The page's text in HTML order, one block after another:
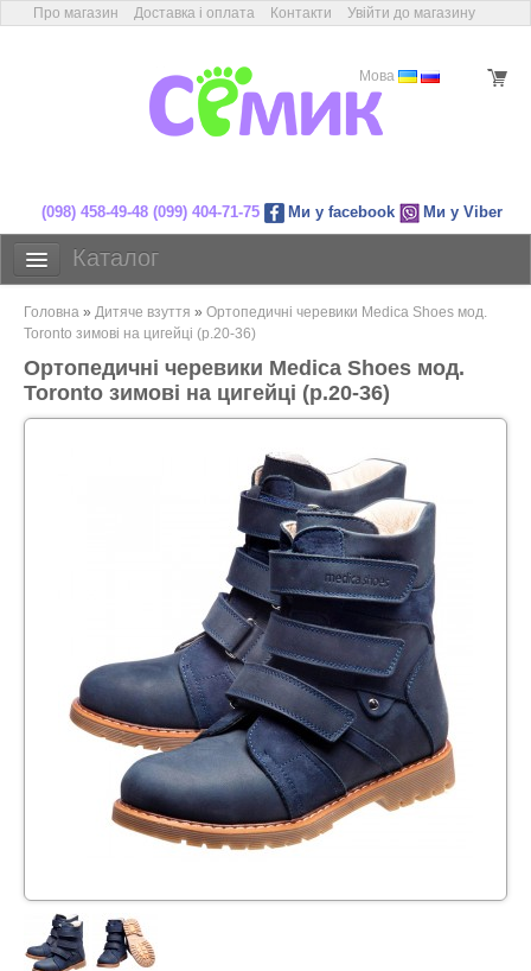
Про магазин Доставка і оплата Контакти Увійти до магазину
Мова
магазин дитячого ортопедичного
взуття
(098) 458-49-48 (099) 404-71-75 Ми у facebook Ми у Viber
Каталог
Взуття з компенсацією
Післяопераційне взуття
Індивідуальні устілки
Головна » Дитяче взуття » Ортопедичні черевики Medica Shoes мод.
Toronto зимові на цигейці (р.20-36)
Ортопедичні черевики Medica Shoes мод.
Toronto зимові на цигейці (р.20-36)